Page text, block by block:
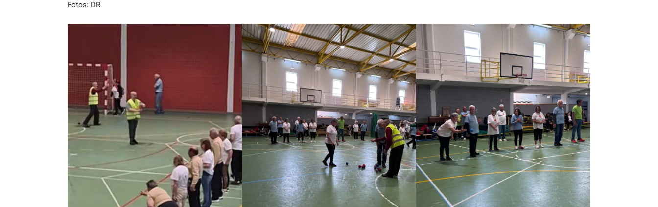
Fotos: DR